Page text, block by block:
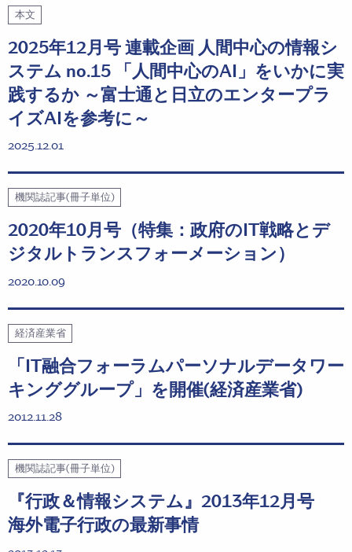
本文
2025年12月号 連載企画 人間中心の情報シ
ステム no.15 「人間中心のAI」をいかに実
践するか ～富士通と日立のエンタープラ
イズAIを参考に～
2025.12.01
機関誌記事(冊子単位)
2020年10月号（特集：政府のIT戦略とデ
ジタルトランスフォーメーション）
2020.10.09
経済産業省
「IT融合フォーラムパーソナルデータワー
キンググループ」を開催(経済産業省)
2012.11.28
機関誌記事(冊子単位)
『行政＆情報システム』2013年12月号
海外電子行政の最新事情